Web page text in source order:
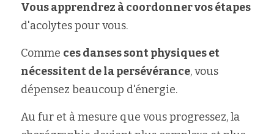
Vous apprendrez à coordonner vos étapes
d'acolytes pour vous.
Comme ces danses sont physiques et
nécessitent de la persévérance, vous
dépensez beaucoup d'énergie.
Au fur et à mesure que vous progressez, la